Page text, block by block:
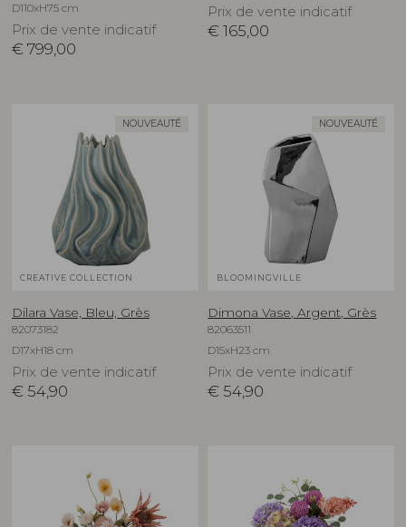
D110xH75 cm
Prix de vente indicatif
€ 799,00
Prix de vente indicatif
€ 165,00
NOUVEAUTÉ
CREATIVE COLLECTION
Dilara Vase, Bleu, Grès
82073182
D17xH18 cm
Prix de vente indicatif
€ 54,90
NOUVEAUTÉ
BLOOMINGVILLE
Dimona Vase, Argent, Grès
82063511
D15xH23 cm
Prix de vente indicatif
€ 54,90